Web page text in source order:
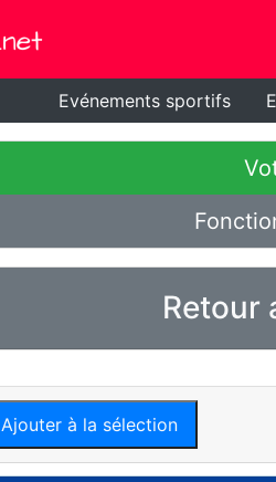
Evénements sportifs
Retour
Ajouter à la sélection